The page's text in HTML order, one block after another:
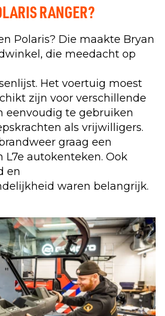
RANGER?
Polaris? Die maakte Bryan
die meedacht op
Het voertuig moest
zijn voor verschillende
eenvoudig te gebruiken
als vrijwilligers.
graag een
L7e autokenteken. Ook
en
waren belangrijk.